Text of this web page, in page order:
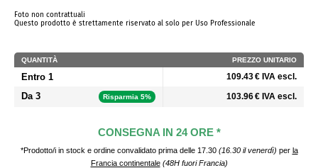
Foto non contrattuali
Questo prodotto è strettamente riservato al solo per Uso Professionale
QUANTITÀ PREZZO UNITARIO
Entro 1 109.43 € IVA escl.
Da 3 Risparmia 5% 103.96 € IVA escl.
CONSEGNA IN 24 ORE *
*Prodotto/i in stock e ordine convalidato prima delle 17.30 (16.30 il venerdì) per la
Francia continentale (48H fuori Francia)